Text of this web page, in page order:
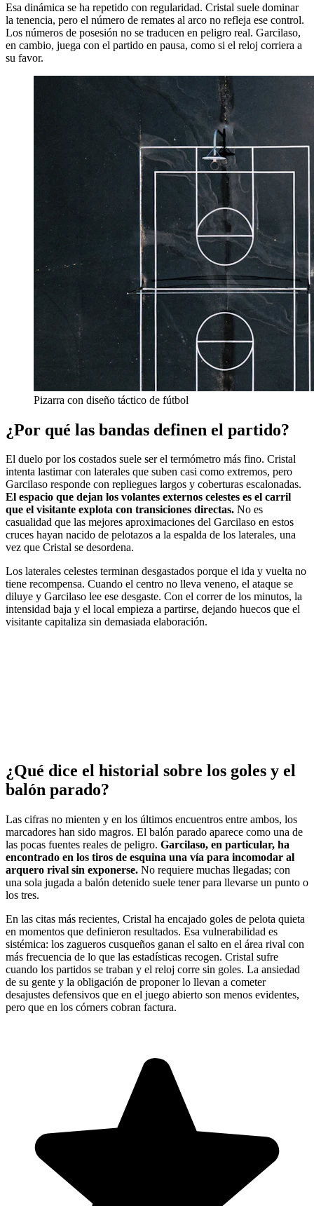
Esa dinámica se ha repetido con regularidad. Cristal suele dominar
la tenencia, pero el número de remates al arco no refleja ese control.
Los números de posesión no se traducen en peligro real. Garcilaso,
en cambio, juega con el partido en pausa, como si el reloj corriera a
su favor.
Pizarra con diseño táctico de fútbol
¿Por qué las bandas definen el partido?
El duelo por los costados suele ser el termómetro más fino. Cristal
intenta lastimar con laterales que suben casi como extremos, pero
Garcilaso responde con repliegues largos y coberturas escalonadas.
El espacio que dejan los volantes externos celestes es el carril
que el visitante explota con transiciones directas. No es
casualidad que las mejores aproximaciones del Garcilaso en estos
cruces hayan nacido de pelotazos a la espalda de los laterales, una
vez que Cristal se desordena.
Los laterales celestes terminan desgastados porque el ida y vuelta no
tiene recompensa. Cuando el centro no lleva veneno, el ataque se
diluye y Garcilaso lee ese desgaste. Con el correr de los minutos, la
intensidad baja y el local empieza a partirse, dejando huecos que el
visitante capitaliza sin demasiada elaboración.
¿Qué dice el historial sobre los goles y el
balón parado?
Las cifras no mienten y en los últimos encuentros entre ambos, los
marcadores han sido magros. El balón parado aparece como una de
las pocas fuentes reales de peligro. Garcilaso, en particular, ha
encontrado en los tiros de esquina una vía para incomodar al
arquero rival sin exponerse. No requiere muchas llegadas; con
una sola jugada a balón detenido suele tener para llevarse un punto o
los tres.
En las citas más recientes, Cristal ha encajado goles de pelota quieta
en momentos que definieron resultados. Esa vulnerabilidad es
sistémica: los zagueros cusqueños ganan el salto en el área rival con
más frecuencia de lo que las estadísticas recogen. Cristal sufre
cuando los partidos se traban y el reloj corre sin goles. La ansiedad
de su gente y la obligación de proponer lo llevan a cometer
desajustes defensivos que en el juego abierto son menos evidentes,
pero que en los córners cobran factura.